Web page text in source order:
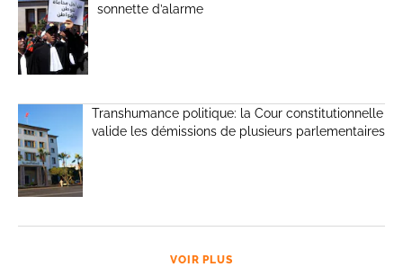
sonnette d’alarme
Transhumance politique: la Cour constitutionnelle
valide les démissions de plusieurs parlementaires
VOIR PLUS